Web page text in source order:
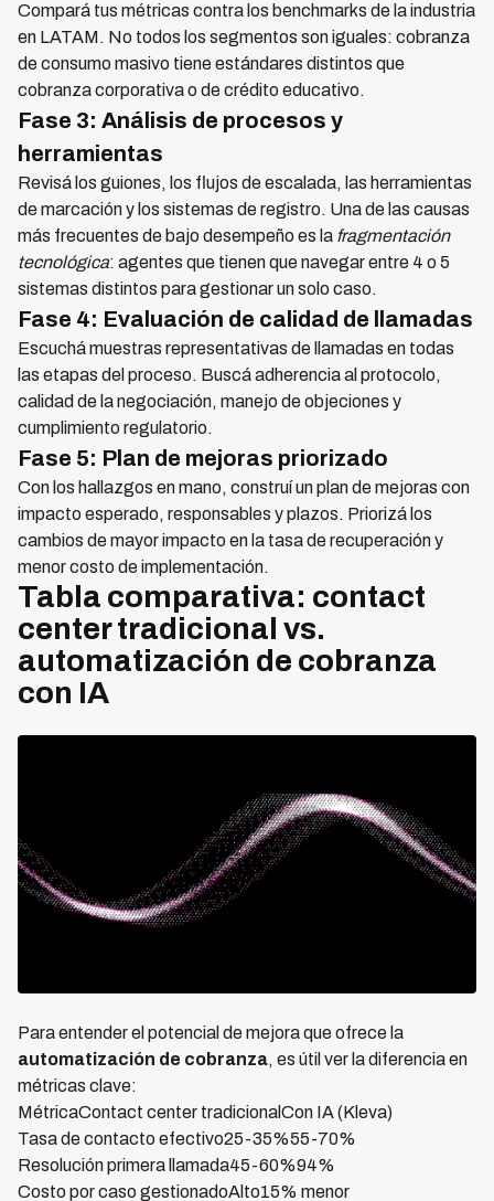
Compará tus métricas contra los benchmarks de la industria
en LATAM. No todos los segmentos son iguales: cobranza
de consumo masivo tiene estándares distintos que
cobranza corporativa o de crédito educativo.
Fase 3: Análisis de procesos y
herramientas
Revisá los guiones, los flujos de escalada, las herramientas
de marcación y los sistemas de registro. Una de las causas
más frecuentes de bajo desempeño es la fragmentación
tecnológica: agentes que tienen que navegar entre 4 o 5
sistemas distintos para gestionar un solo caso.
Fase 4: Evaluación de calidad de llamadas
Escuchá muestras representativas de llamadas en todas
las etapas del proceso. Buscá adherencia al protocolo,
calidad de la negociación, manejo de objeciones y
cumplimiento regulatorio.
Fase 5: Plan de mejoras priorizado
Con los hallazgos en mano, construí un plan de mejoras con
impacto esperado, responsables y plazos. Priorizá los
cambios de mayor impacto en la tasa de recuperación y
menor costo de implementación.
Tabla comparativa: contact
center tradicional vs.
automatización de cobranza
con IA
Para entender el potencial de mejora que ofrece la
automatización de cobranza, es útil ver la diferencia en
métricas clave:
MétricaContact center tradicionalCon IA (Kleva)
Tasa de contacto efectivo25-35%55-70%
Resolución primera llamada45-60%94%
Costo por caso gestionadoAlto15% menor